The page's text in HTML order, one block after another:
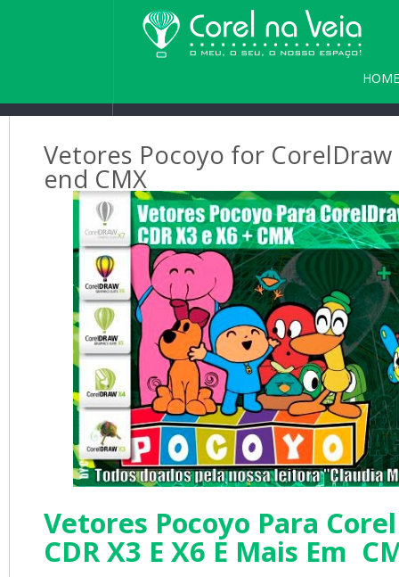
HOME
Vetores Pocoyo for CorelDraw
end CMX
Vetores Pocoyo Para
CDR X3 E X6 E Mais Em